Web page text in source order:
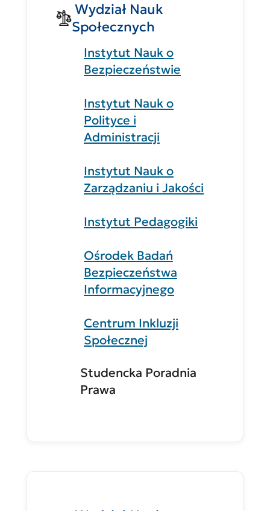
Wydział Nauk
Społecznych
Instytut Nauk o
Bezpieczeństwie
Instytut Nauk o
Polityce i
Administracji
Instytut Nauk o
Zarządzaniu i Jakości
Instytut Pedagogiki
Ośrodek Badań
Bezpieczeństwa
Informacyjnego
Centrum Inkluzji
Społecznej
Studencka Poradnia
Prawa